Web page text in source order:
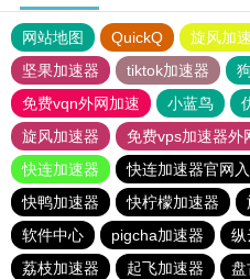
网站地图 QuickQ 旋风加
坚果加速器
tiktok加速器
免费vqn外网加速
小蓝鸟
旋风加速器
免费vps加速器外
快连加速器
快连加速器官网
快鸭加速器
快柠檬加速器
软件中心
pigcha加速器 纵
荔枝加速器
起飞加速器 盘